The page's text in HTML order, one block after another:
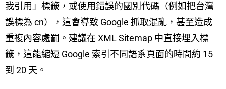
我引用」標籤，或使用錯誤的國別代碼（例如把台灣
誤標為 cn），這會導致 Google 抓取混亂，甚至造成
重複內容處罰。建議在 XML Sitemap 中直接埋入標
籤，這能縮短 Google 索引不同語系頁面的時間約 15
到 20 天。